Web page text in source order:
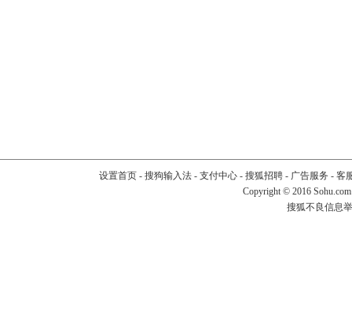
设置首页- 搜狗输入法- 支付中心- 搜狐招聘- 广告服务 - 客
Copyright © 2016
搜狐不良信息